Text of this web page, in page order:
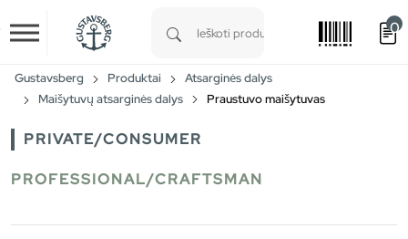
Skip to main content
0
Gustavsberg Produktai
Atsarginės dalys
Maišytuvų atsarginės dalys
Praustuvo maišytuvas
PRIVATE/CONSUMER
PROFESSIONAL/CRAFTSMAN